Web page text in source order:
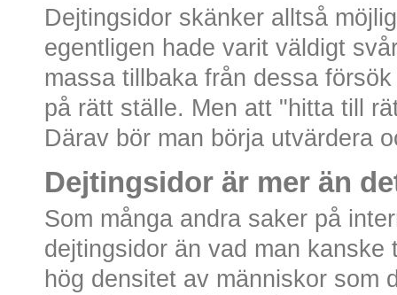
Dejtingsidor skänker alltså
egentligen hade varit väldigt
massa tillbaka från dessa
på rätt ställe. Men att "hitta till
Därav bör man börja utvärdera
Dejtingsidor är mer än
Som många andra saker på
dejtingsidor än vad man kanske
hög densitet av människor som